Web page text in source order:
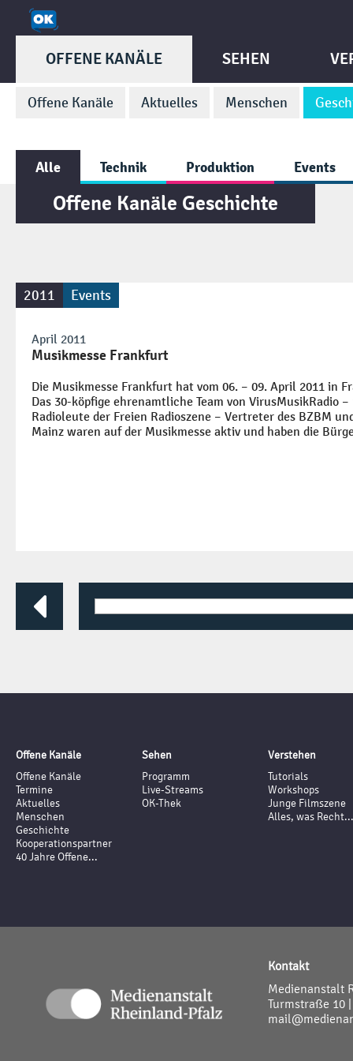
OFFENE KANÄLE
Offene Kanäle Aktuelles Menschen
SEHEN
Alle Technik Produktion Events
Offene Kanäle Geschichte
2011 Events
April 2011
Musikmesse Frankfurt
Die Musikmesse Frankfurt hat vom 06. – 09. April 2011 in
Das 30-köpfige ehrenamtliche Team von VirusMusikRadio
Radioleute der Freien Radioszene – Vertreter des BZBM
Mainz waren auf der Musikmesse aktiv und haben die

Offene Kanäle
Offene Kanäle
Termine
Aktuelles
Menschen
Geschichte
Kooperationspartner
40 Jahre Offene...
Sehen
Programm
Live-Streams
OK-Thek
Verstehen
Tutorials
Workshops
Junge Filmszene
Alles, was Recht...
Kontakt
Medienanstalt
Turmstraße 10